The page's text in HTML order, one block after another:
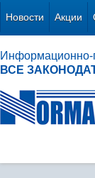
Новости Акции
Информационно-
ВСЕ